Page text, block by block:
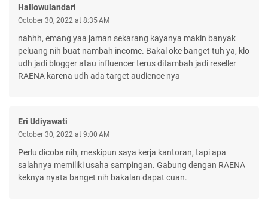
Hallowulandari
October 30, 2022 at 8:35 AM
nahhh, emang yaa jaman sekarang kayanya makin banyak
peluang nih buat nambah income. Bakal oke banget tuh ya, klo
udh jadi blogger atau influencer terus ditambah jadi reseller
RAENA karena udh ada target audience nya
Eri Udiyawati
October 30, 2022 at 9:00 AM
Perlu dicoba nih, meskipun saya kerja kantoran, tapi apa
salahnya memiliki usaha sampingan. Gabung dengan RAENA
keknya nyata banget nih bakalan dapat cuan.